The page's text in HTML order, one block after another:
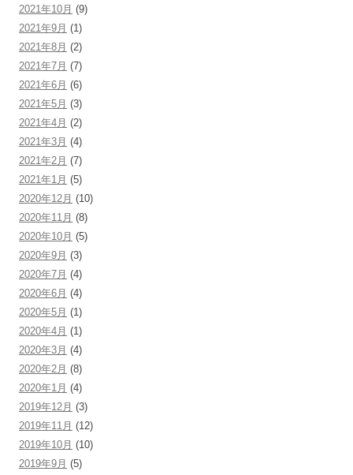
2021年10月 (9)
2021年9月 (1)
2021年8月 (2)
2021年7月 (7)
2021年6月 (6)
2021年5月 (3)
2021年4月 (2)
2021年3月 (4)
2021年2月 (7)
2021年1月 (5)
2020年12月 (10)
2020年11月 (8)
2020年10月 (5)
2020年9月 (3)
2020年7月 (4)
2020年6月 (4)
2020年5月 (1)
2020年4月 (1)
2020年3月 (4)
2020年2月 (8)
2020年1月 (4)
2019年12月 (3)
2019年11月 (12)
2019年10月 (10)
2019年9月 (5)